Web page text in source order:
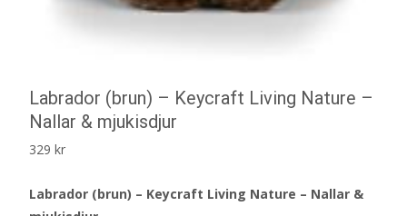
Labrador (brun) – Keycraft Living Nature –
Nallar & mjukisdjur
329 kr
Labrador (brun) – Keycraft Living Nature – Nallar &